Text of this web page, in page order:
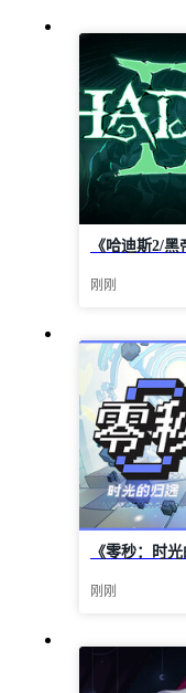
《哈迪斯2/
免安装-简中|
刚刚
《零秒：时
2.2GB
刚刚
文